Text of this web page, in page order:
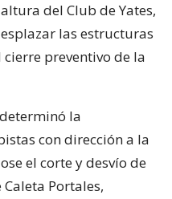
del Club de Yates,
las estructuras
preventivo de la
la
con dirección a la
el corte y desvío de
Portales,